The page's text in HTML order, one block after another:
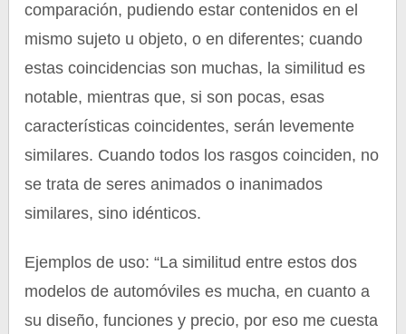
comparación, pudiendo estar contenidos en el
mismo sujeto u objeto, o en diferentes; cuando
estas coincidencias son muchas, la similitud es
notable, mientras que, si son pocas, esas
características coincidentes, serán levemente
similares. Cuando todos los rasgos coinciden, no
se trata de seres animados o inanimados
similares, sino idénticos.
Ejemplos de uso: “La similitud entre estos dos
modelos de automóviles es mucha, en cuanto a
su diseño, funciones y precio, por eso me cuesta